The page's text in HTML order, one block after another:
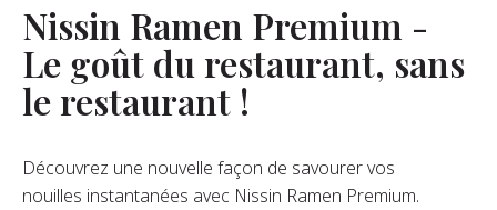
FAQ
Nissin Ramen Premium -
Le goût du restaurant, sans
le restaurant !
Découvrez une nouvelle façon de savourer vos
nouilles instantanées avec Nissin Ramen Premium.